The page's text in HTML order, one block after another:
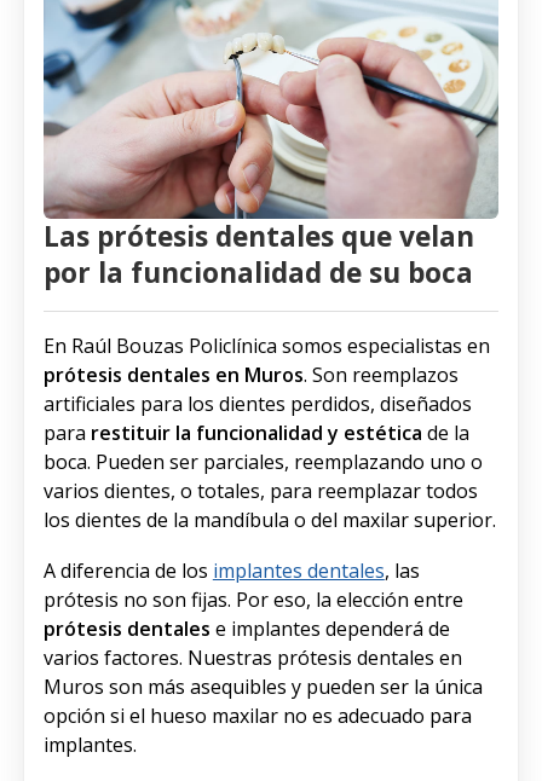
Las prótesis dentales que velan
por la funcionalidad de su boca
En Raúl Bouzas Policlínica somos especialistas en
prótesis dentales en Muros. Son reemplazos
artificiales para los dientes perdidos, diseñados
para restituir la funcionalidad y estética de la
boca. Pueden ser parciales, reemplazando uno o
varios dientes, o totales, para reemplazar todos
los dientes de la mandíbula o del maxilar superior.
A diferencia de los implantes dentales, las
prótesis no son fijas. Por eso, la elección entre
prótesis dentales e implantes dependerá de
varios factores. Nuestras prótesis dentales en
Muros son más asequibles y pueden ser la única
opción si el hueso maxilar no es adecuado para
implantes.